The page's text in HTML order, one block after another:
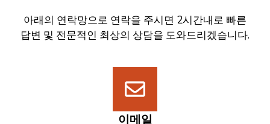
아래의 연락망으로 연락을 주시면 2시간내로 빠른
답변 및 전문적인 최상의 상담을 도와드리겠습니다.
이메일